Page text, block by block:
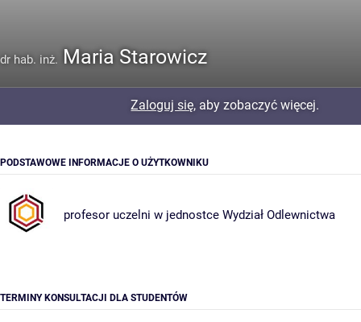
dr hab. inż. Maria Starowicz
Zaloguj się, aby zobaczyć więcej.
PODSTAWOWE INFORMACJE O UŻYTKOWNIKU
profesor uczelni w jednostce Wydział Odlewnictwa
TERMINY KONSULTACJI DLA STUDENTÓW